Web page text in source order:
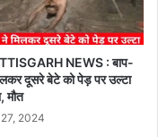
NEWS : बाप-
दूसरे बेटे को पेड़ पर उल्टा
मौत
2024